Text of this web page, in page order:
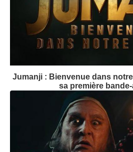
Jumanji : Bienvenue dans
sa première